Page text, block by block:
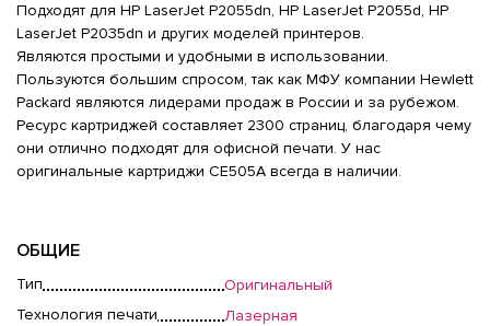
Подходят для HP LaserJet P2055dn, HP LaserJet P2055d, HP
LaserJet P2035dn и других моделей принтеров.
Являются простыми и удобными в использовании.
Пользуются большим спросом, так как МФУ компании Hewlett
Packard являются лидерами продаж в России и за рубежом.
Ресурс картриджей составляет 2300 страниц, благодаря чему
они отлично подходят для офисной печати. У нас
оригинальные картриджи CE505A всегда в наличии.
ОБЩИЕ
Тип
Оригинальный
Технология печати
Лазерная